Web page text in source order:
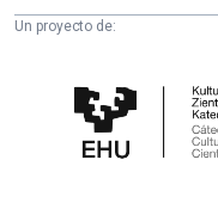
Un proyecto de:
Cultura
Científica